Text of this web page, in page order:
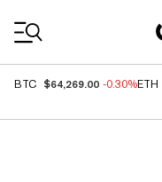
BTC $64,269.00 -0.30%ETH